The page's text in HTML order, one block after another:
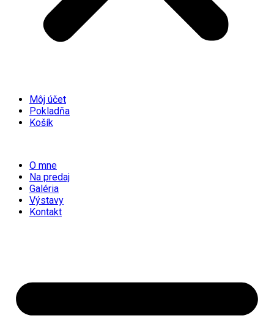
Môj účet
Pokladňa
Košík
O mne
Na predaj
Galéria
Výstavy
Kontakt